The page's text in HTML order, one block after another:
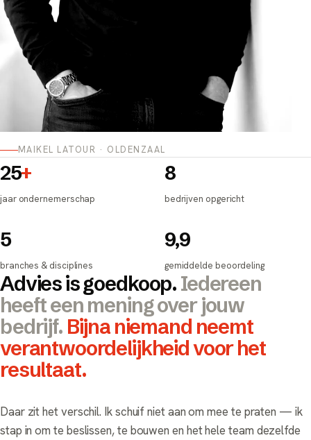
MAIKEL LATOUR · OLDENZAAL
25+
jaar ondernemerschap
8
bedrijven opgericht
5
branches & disciplines
9,9
gemiddelde beoordeling
Advies is goedkoop. Iedereen
heeft een mening over jouw
bedrijf. Bijna niemand neemt
verantwoordelijkheid voor het
resultaat.
Daar zit het verschil. Ik schuif niet aan om mee te praten — ik
stap in om te beslissen, te bouwen en het hele team dezelfde